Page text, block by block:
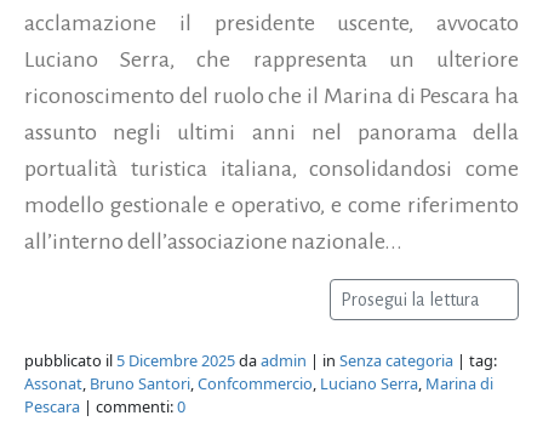
acclamazione il presidente uscente, avvocato
Luciano Serra, che rappresenta un ulteriore
riconoscimento del ruolo che il Marina di Pescara ha
assunto negli ultimi anni nel panorama della
portualità turistica italiana, consolidandosi come
modello gestionale e operativo, e come riferimento
all’interno dell’associazione nazionale...
Prosegui la lettura
pubblicato il 5 Dicembre 2025daadmin | in Senza categoria | tag:
Assonat, Bruno Santori,Confcommercio, Luciano Serra, Marina di
Pescara | commenti:0